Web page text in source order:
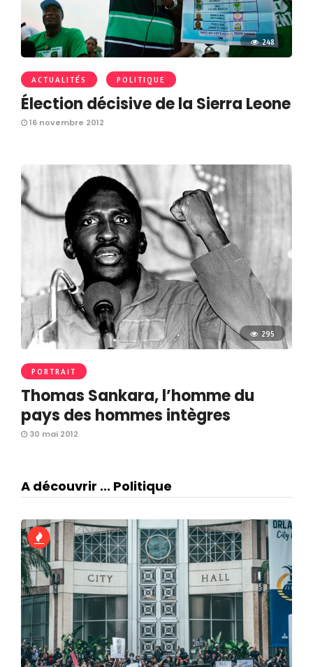
248
ACTUALITÉS POLITIQUE
Élection décisive de la Sierra Leone
16 novembre 2012
295
PORTRAIT
Thomas Sankara, l’homme du
pays des hommes intègres
30 mai 2012
A découvrir ... Politique